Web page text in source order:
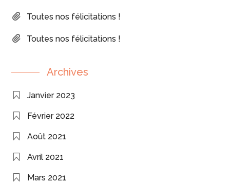
Toutes nos félicitations !
Toutes nos félicitations !
Archives
Janvier 2023
Février 2022
Août 2021
Avril 2021
Mars 2021